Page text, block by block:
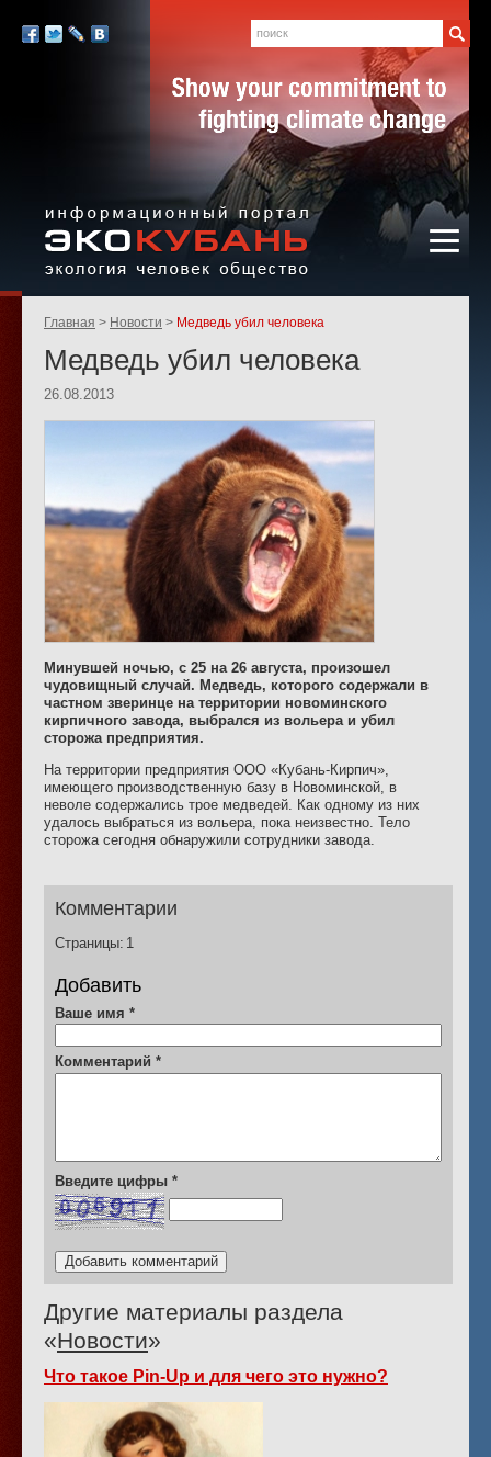
«ЭКО-КУБАНЬ»
человек,
общество
Родительские
Главная Новости Медведь убил человека
Медведь убил человека
26.08.2013
Минувшей ночью, с 25 на 26 августа, произошел
чудовищный случай. Медведь, которого содержали в
частном зверинце на территории новоминского
кирпичного завода, выбрался из вольера и убил
сторожа предприятия.
На территории предприятия ООО «Кубань-Кирпич»,
имеющего производственную базу в Новоминской, в
неволе содержались трое медведей. Как одному из них
удалось выбраться из вольера, пока неизвестно. Тело
сторожа сегодня обнаружили сотрудники завода.
Комментарии
Страницы: 1
Добавить
Ваше имя *
Комментарий *
Введите цифры *
Другие материалы раздела
«Новости»
Что такое Pin-Up и для чего это нужно?
Мы
Поиск